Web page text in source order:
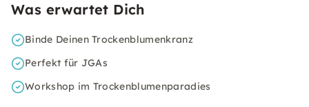
Was erwartet Dich
Binde Deinen Trockenblumenkranz
Perfekt für JGAs
Workshop im Trockenblumenparadies